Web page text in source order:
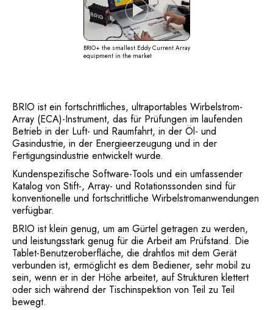
applications
BRIO+ the smallest Eddy Current Array
equipment in the market
BRIO ist ein fortschrittliches, ultraportables Wirbelstrom-
Array (ECA)-Instrument, das für Prüfungen im laufenden
Betrieb in der Luft- und Raumfahrt, in der Öl- und
Gasindustrie, in der Energieerzeugung und in der
Fertigungsindustrie entwickelt wurde.
Kundenspezifische Software-Tools und ein umfassender
Katalog von Stift-, Array- und Rotationssonden sind für
konventionelle und fortschrittliche Wirbelstromanwendungen
verfügbar.
BRIO ist klein genug, um am Gürtel getragen zu werden,
und leistungsstark genug für die Arbeit am Prüfstand. Die
Tablet-Benutzeroberfläche, die drahtlos mit dem Gerät
verbunden ist, ermöglicht es dem Bediener, sehr mobil zu
sein, wenn er in der Höhe arbeitet, auf Strukturen klettert
oder sich während der Tischinspektion von Teil zu Teil
bewegt.